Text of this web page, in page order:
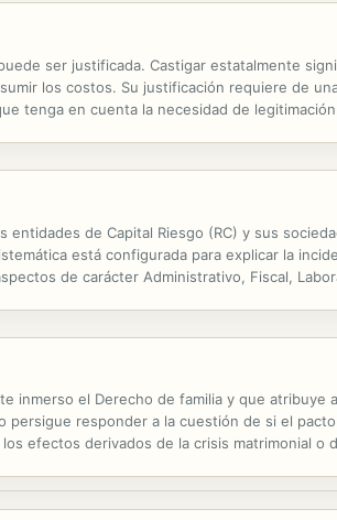
ser justificada. Castigar estatalmente
los costos. Su justificación requiere de
tenga en cuenta la necesidad de
de Capital Riesgo (RC) y sus
está configurada para explicar la
de carácter Administrativo, Fiscal,
inmerso el Derecho de familia y que atribuye
responder a la cuestión de si el
efectos derivados de la crisis matrimonial o